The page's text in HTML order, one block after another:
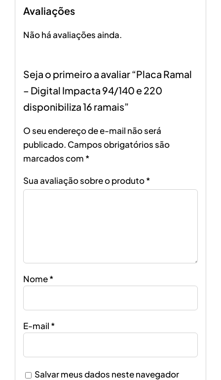
Avaliações
Não há avaliações ainda.
Seja o primeiro a avaliar “Placa Ramal
– Digital Impacta 94/140 e 220
disponibiliza 16 ramais”
O seu endereço de e-mail não será
publicado. Campos obrigatórios são
marcados com *
Sua avaliação sobre o produto*
Nome*
E-mail *
Salvar meus dados neste navegador